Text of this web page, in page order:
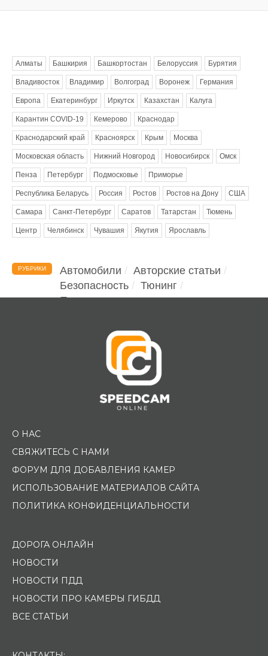
Алматы Башкирия Башкортостан Белоруссия Бурятия
Владивосток Владимир Волгоград Воронеж Германия
Европа Екатеринбург Иркутск Казахстан Калуга
Карантин COVID-19 Кемерово Краснодар
Краснодарский край Красноярск Крым Москва
Московская область Нижний Новгород Новосибирск Омск
Пенза Петербург Подмосковье Приморье
Республика Беларусь Россия Ростов Ростов на Дону США
Самара Санкт-Петербург Саратов Татарстан Тюмень
Центр Челябинск Чувашия Якутия Ярославль
РУБРИКИ Автомобили
Авторские статьи
Безопасность
Тюнинг
Помощь водителю
О НАС
СВЯЖИТЕСЬ С НАМИ
ФОРУМ ДЛЯ ДОБАВЛЕНИЯ КАМЕР
ИСПОЛЬЗОВАНИЕ МАТЕРИАЛОВ САЙТА
ПОЛИТИКА КОНФИДЕНЦИАЛЬНОСТИ
ДОРОГА ОНЛАЙН
НОВОСТИ
НОВОСТИ ПДД
НОВОСТИ ПРО КАМЕРЫ ГИБДД
ВСЕ СТАТЬИ